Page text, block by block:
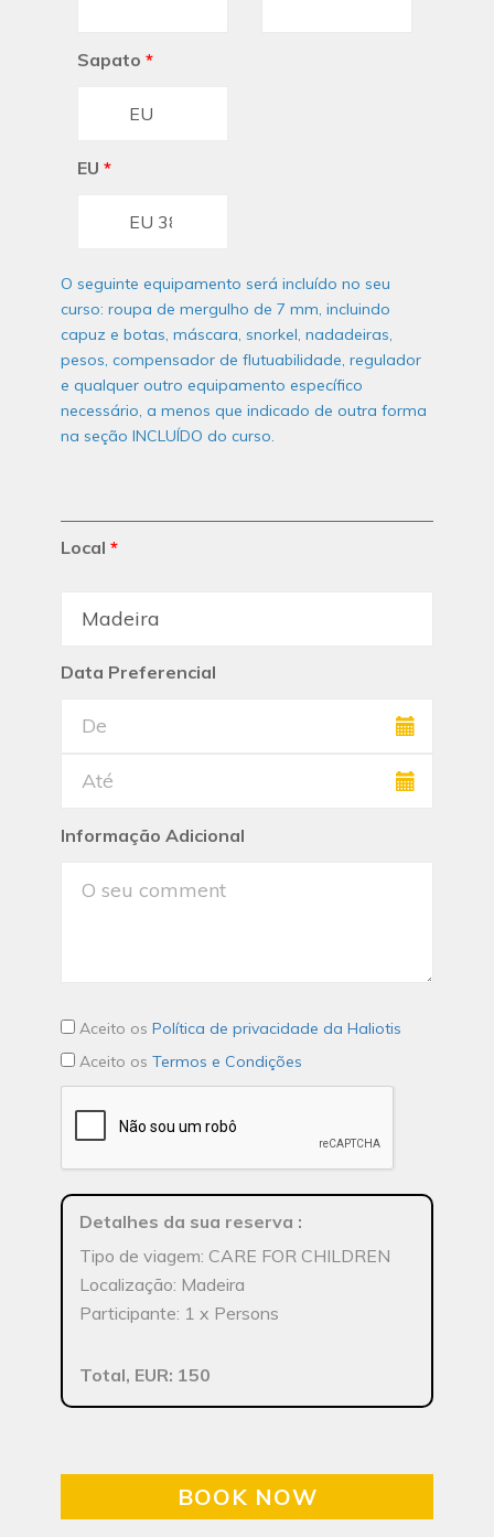
Sapato *
EU *
O seguinte equipamento será incluído no seu
curso: roupa de mergulho de 7 mm, incluindo
capuz e botas, máscara, snorkel, nadadeiras,
pesos, compensador de flutuabilidade, regulador
e qualquer outro equipamento específico
necessário, a menos que indicado de outra forma
na seção INCLUÍDO do curso.
Local *
Data Preferencial
Informação Adicional
Aceito os Política de privacidade da Haliotis
Aceito os Termos e Condições
Detalhes da sua reserva :
Tipo de viagem: CARE FOR CHILDREN
Localização: Madeira
Participante: 1 x Persons
Total, EUR: 150
BOOK NOW